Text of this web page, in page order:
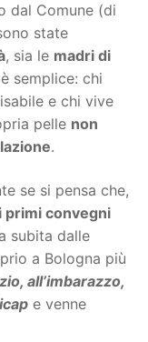
dal Comune (di
state
, sia le madri di
semplice: chi
e chi vive
pelle non
.
se si pensa che,
primi convegni
subita dalle
a Bologna più
all’imbarazzo,
e venne